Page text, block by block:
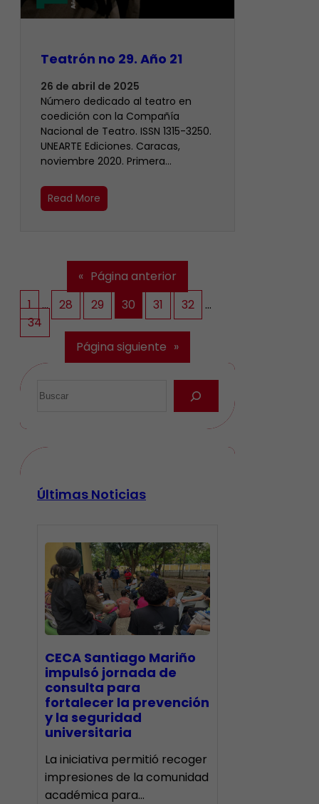
Teatrón no 29. Año 21
26 de abril de 2025
Número dedicado al teatro en
coedición con la Compañía
Nacional de Teatro. ISSN 1315-3250.
UNEARTE Ediciones. Caracas,
noviembre 2020. Primera…
Read More
« Página anterior
1
… 28 29 30 31 32
…
34
Página siguiente »
Últimas Noticias
CECA Santiago Mariño
impulsó jornada de
consulta para
fortalecer la prevención
y la seguridad
universitaria
La iniciativa permitió recoger
impresiones de la comunidad
académica para…